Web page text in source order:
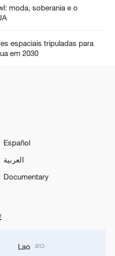
moda, soberania e o
espaciais tripuladas para
em 2030
Español
العربية
Documentary
Lao ລາວ